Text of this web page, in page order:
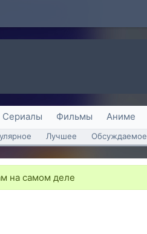
Сериалы Фильмы Аниме
Лучшее Обсуждаемое
на самом деле